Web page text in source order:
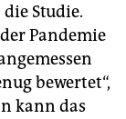
Studie.
Pandemie
bewertet“,
kann das